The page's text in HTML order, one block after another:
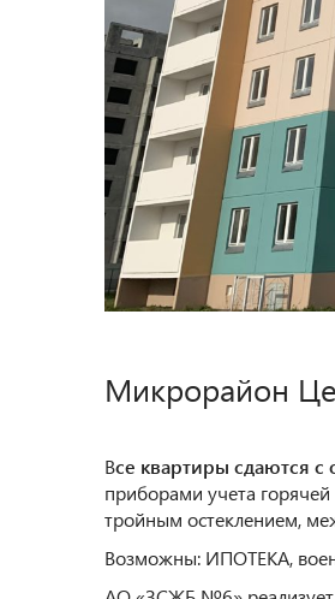
Микрорайон
Все квартиры сдаются
приборами учета
тройным остеклением,
Возможны: ИПОТЕКА,